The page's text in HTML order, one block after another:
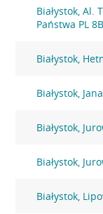
Białystok, Al.
Państwa PL 8B
Białystok,
Białystok,
Białystok,
Białystok,
Białystok,